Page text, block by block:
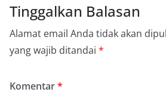
Tinggalkan Balasan
Alamat email Anda tidak akan
yang wajib ditandai *
Komentar*